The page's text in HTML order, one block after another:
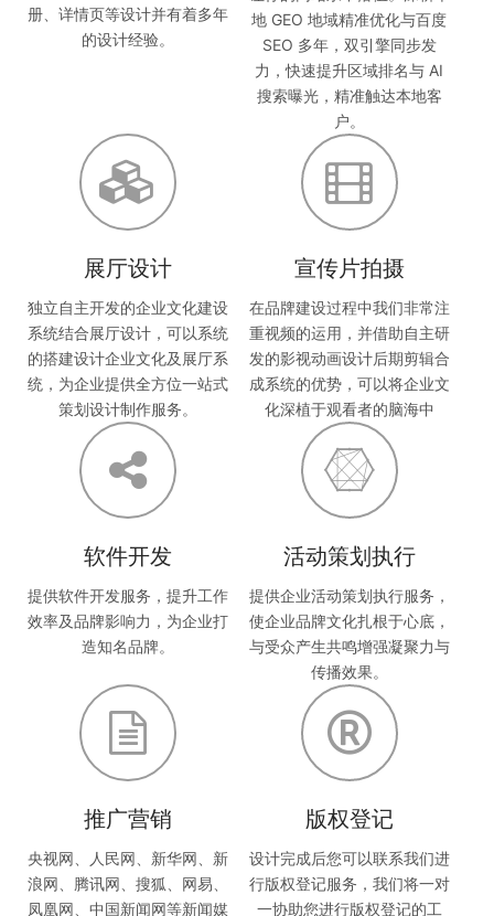
册、详情页等设计并有着多年
的设计经验。
地 GEO 地域精准优化与百度
SEO 多年，双引擎同步发
力，快速提升区域排名与 AI
搜索曝光，精准触达本地客
户。
展厅设计
独立自主开发的企业文化建设
系统结合展厅设计，可以系统
的搭建设计企业文化及展厅系
统，为企业提供全方位一站式
策划设计制作服务。
宣传片拍摄
在品牌建设过程中我们非常注
重视频的运用，并借助自主研
发的影视动画设计后期剪辑合
成系统的优势，可以将企业文
化深植于观看者的脑海中
软件开发
提供软件开发服务，提升工作
效率及品牌影响力，为企业打
造知名品牌。
活动策划执行
提供企业活动策划执行服务，
使企业品牌文化扎根于心底，
与受众产生共鸣增强凝聚力与
传播效果。
推广营销
央视网、人民网、新华网、新
浪网、腾讯网、搜狐、网易、
凤凰网、中国新闻网等新闻媒
版权登记
设计完成后您可以联系我们进
行版权登记服务，我们将一对
一协助您进行版权登记的工